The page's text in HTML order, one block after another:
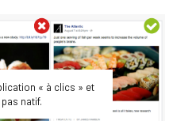
« à clics » et
natif.